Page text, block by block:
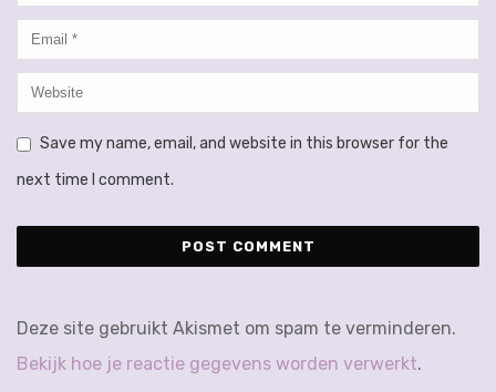
Save my name, email, and website in this browser for the
next time I comment.
Deze site gebruikt Akismet om spam te verminderen.
Bekijk hoe je reactie gegevens worden verwerkt.